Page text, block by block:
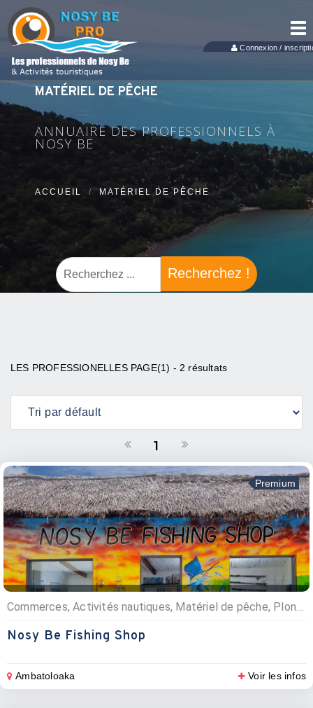
Connexion /
MATÉRIEL DE PÊCHE
ANNUAIRE DES PROFESSIONNELS À
NOSY BE
ACCUEIL MATÉRIEL DE PÊCHE
Recherchez !
LES PROFESSIONELLES PAGE(1) - 2 résultats
1
Premium
Commerces, Activités nautiques, Matériel de pêche, Plongée sous marine, Pêche
Nosy Be Fishing Shop
Ambatoloaka Voir les infos